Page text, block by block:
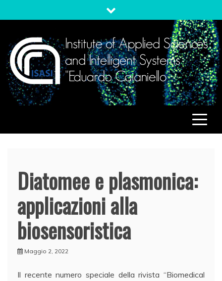
to
ISASIInstitute of Applied Sciences and Intelligent Systems
"Eduardo Caianiello"
Diatomee e plasmonica:
applicazioni alla
biosensoristica
Maggio 2, 2022
Il recente numero speciale della rivista “Biomedical